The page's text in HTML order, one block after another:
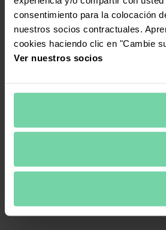
consentimiento para la colocación
nuestros socios contractuales.
cookies haciendo clic en "Cambie
Ver nuestros socios